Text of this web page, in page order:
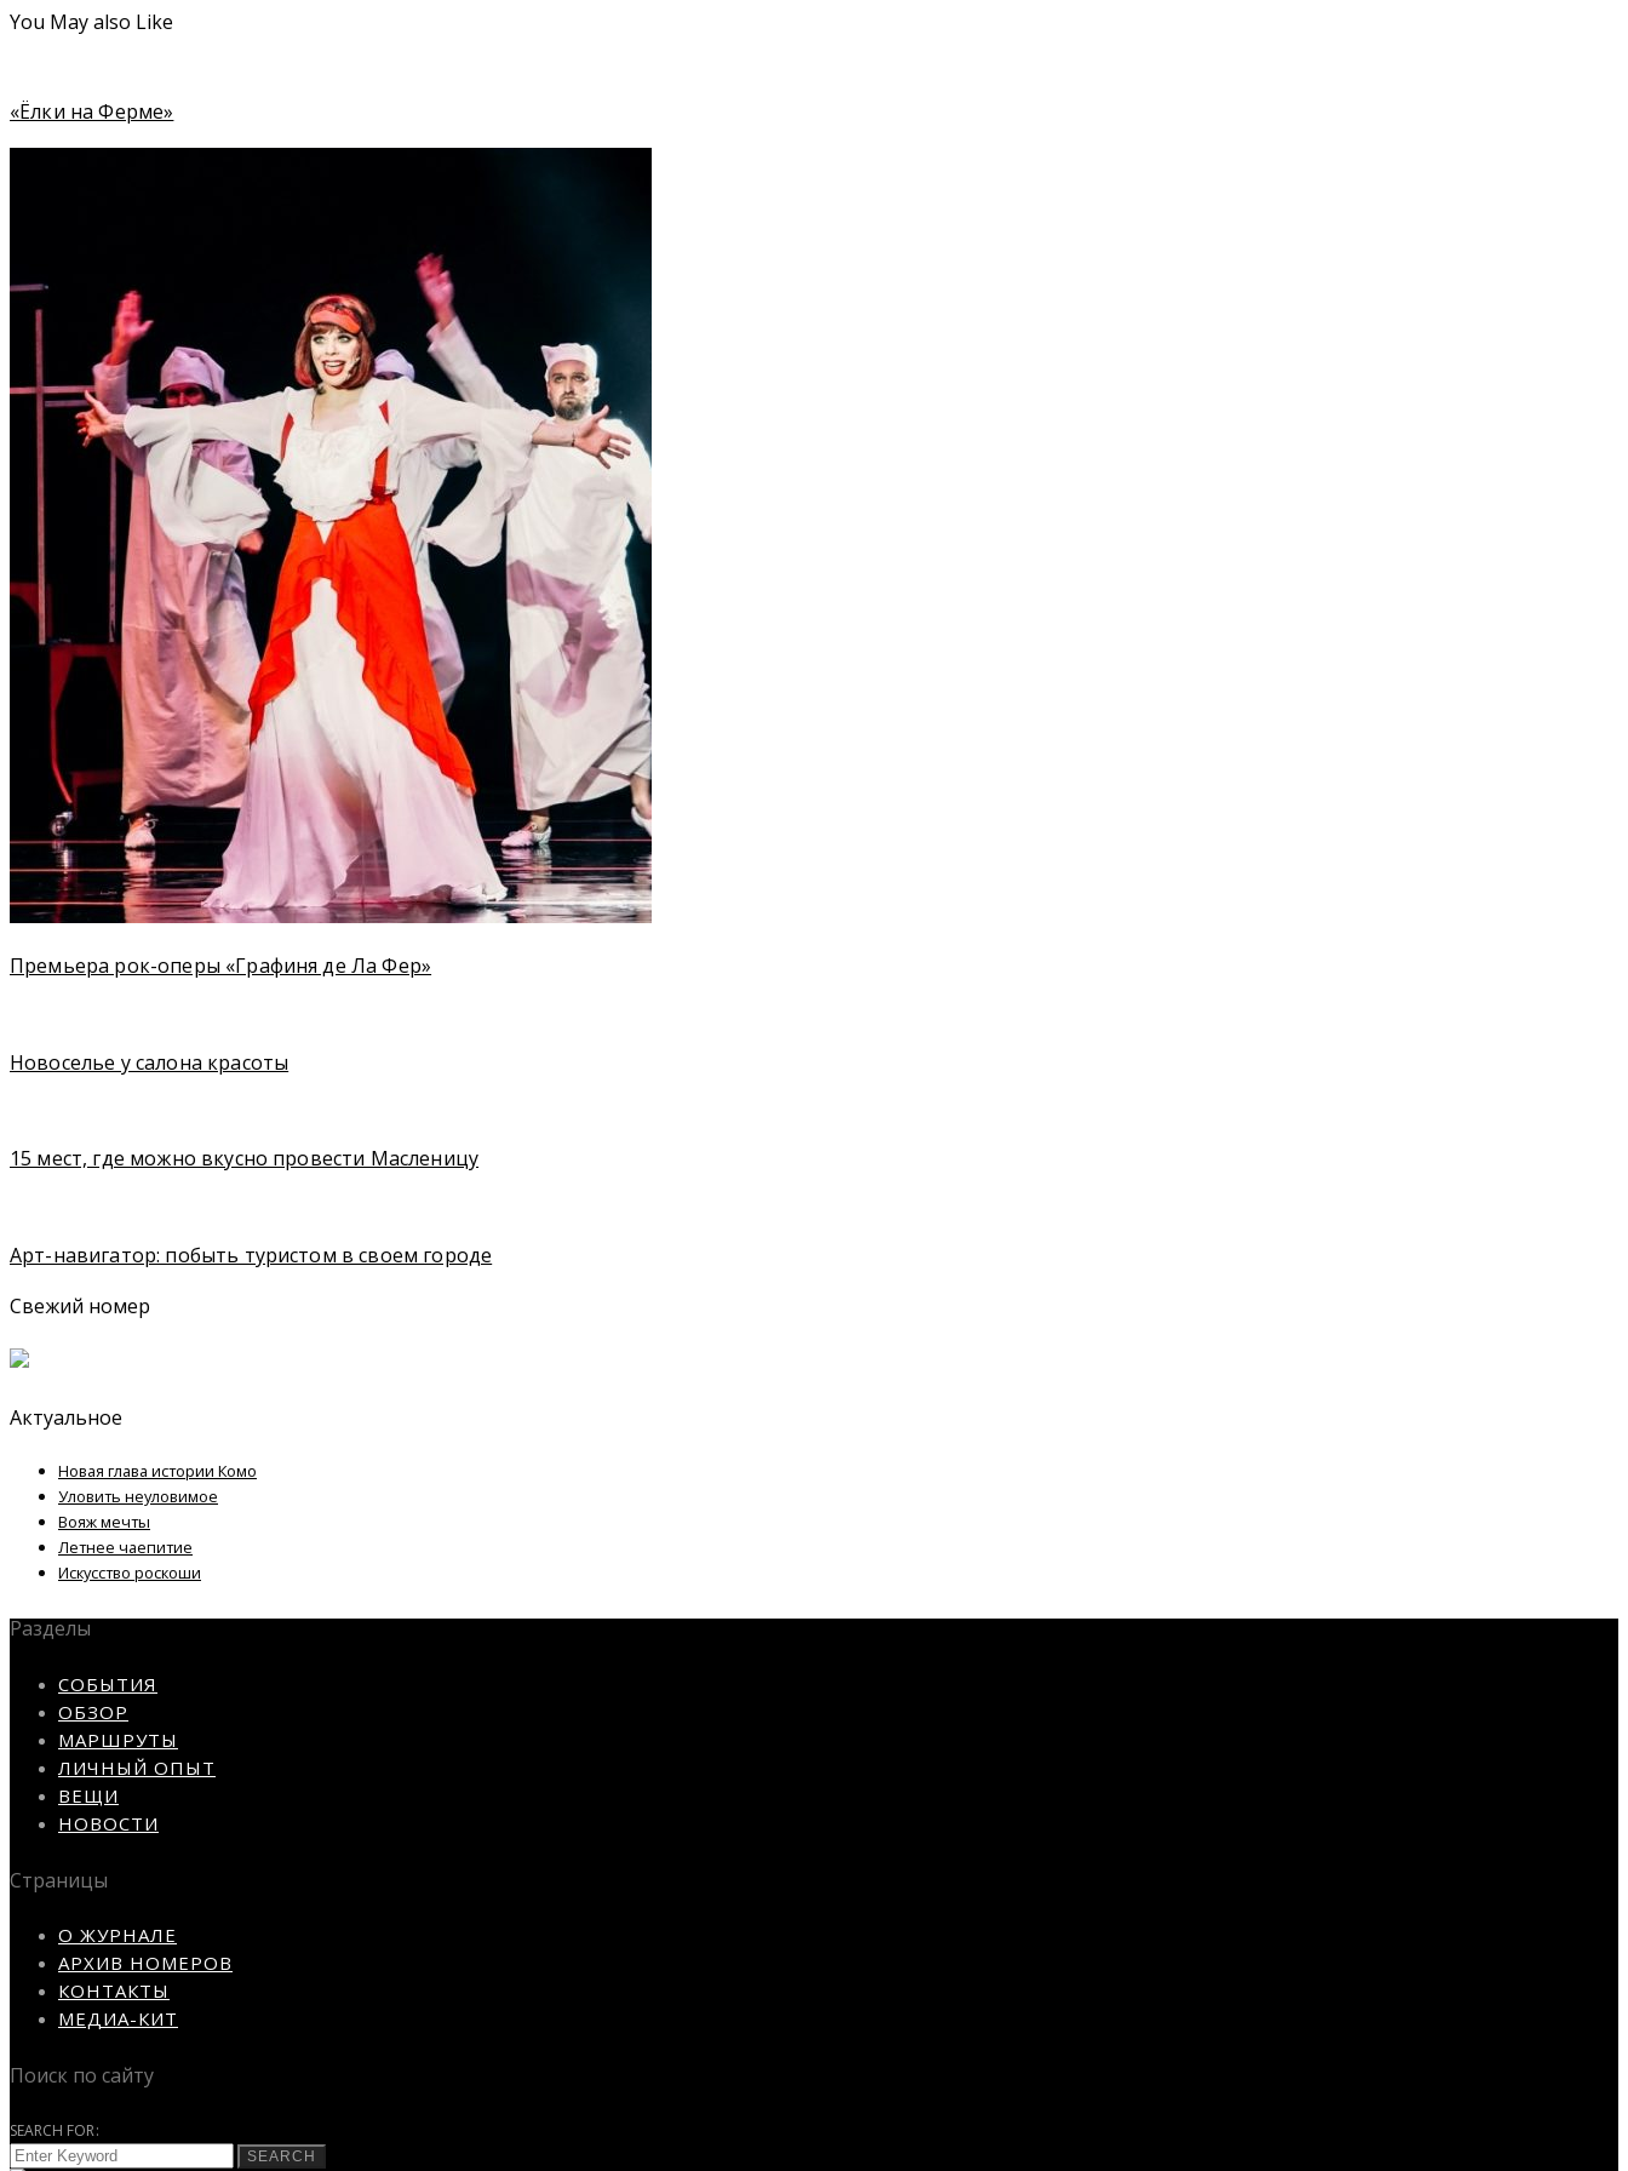
You May also Like
«Ёлки на Ферме»
Премьера рок-оперы «Графиня де Ла Фер»
Новоселье у салона красоты
15 мест, где можно вкусно провести Масленицу
Арт-навигатор: побыть туристом в своем городе
Свежий номер
Актуальное
Новая глава истории Комо
Уловить неуловимое
Вояж мечты
Летнее чаепитие
Искусство роскоши
Разделы
СОБЫТИЯ
ОБЗОР
МАРШРУТЫ
ЛИЧНЫЙ ОПЫТ
ВЕЩИ
НОВОСТИ
Страницы
О ЖУРНАЛЕ
АРХИВ НОМЕРОВ
КОНТАКТЫ
МЕДИА-КИТ
Поиск по сайту
SEARCH FOR:
SEARCH